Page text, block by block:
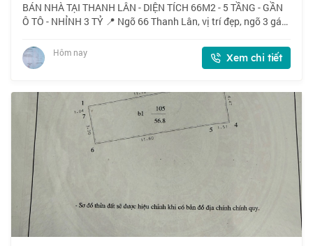
BÁN NHÀ TẠI THANH LÂN - DIỆN TÍCH 66M2 - 5 TẦNG - GẦN
Ô TÔ - NHỈNH 3 TỶ 📍 Ngõ 66 Thanh Lân, vị trí đẹp, ngõ 3 gác
Nhỉnh 3 tỷ. 📜 Sổ đỏ cất két
Hôm nay Xem chi tiết